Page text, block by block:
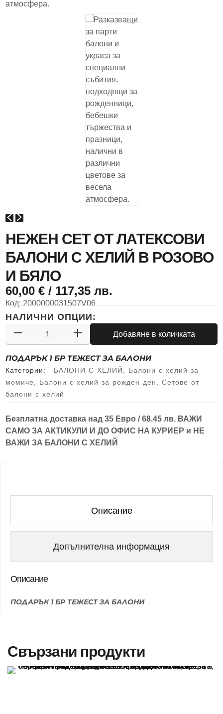
НЕЖЕН СЕТ ОТ ЛАТЕКСОВИ
БАЛОНИ С ХЕЛИЙ В РОЗОВО
И БЯЛО
60,00€ / 117,35 лв.
Код: 2000000031507V06
НАЛИЧНИ ОПЦИИ:
Добавяне в количката
ПОДАРЪК 1 БР ТЕЖЕСТ ЗА БАЛОНИ
Категории: БАЛОНИ С ХЕЛИЙ
Балони с хелий за
момиче
Балони с хелий за рожден ден ,Сетове от
балони с хелий
Безплатна доставка над35 Евро / 68.45 лв. ВАЖИ
САМО ЗА АКТИКУЛИ И ДО ОФИС НА КУРИЕР и НЕ
ВАЖИ ЗА БАЛОНИ С ХЕЛИЙ
Описание
Допълнителна информация
Описание
ПОДАРЪК 1 БР ТЕЖЕСТ ЗА БАЛОНИ
Свързани продукти